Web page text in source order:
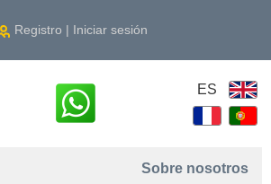
Registro | Iniciar sesión
ES
Sobre nosotros